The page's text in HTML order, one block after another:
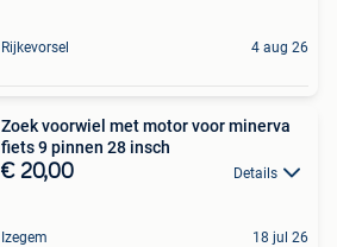
Rijkevorsel 4 aug 26
Zoek voorwiel met motor voor minerva
fiets 9 pinnen 28 insch
€ 20,00 Details
Izegem 18 jul 26